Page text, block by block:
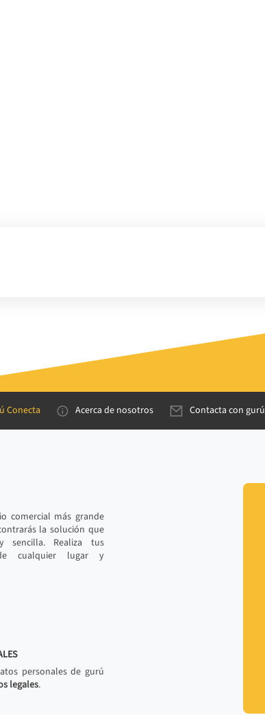
Conecta Acerca de nosotros Contacta con gurú
comercial más grande
la solución que
sencilla. Realiza tus
cualquier lugar y
personales de gurú
legales.